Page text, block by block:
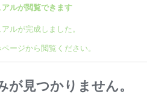
ルが閲覧できます
ルが完成しました。
ージから閲覧ください。